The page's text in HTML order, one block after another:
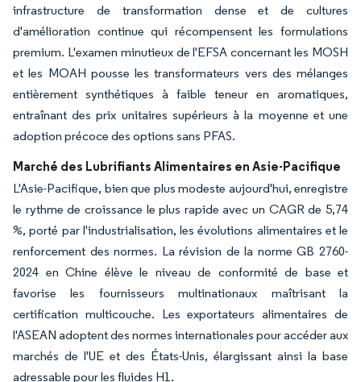
infrastructure de transformation dense et de cultures
d'amélioration continue qui récompensent les formulations
premium. L'examen minutieux de l'EFSA concernant les MOSH
et les MOAH pousse les transformateurs vers des mélanges
entièrement synthétiques à faible teneur en aromatiques,
entraînant des prix unitaires supérieurs à la moyenne et une
adoption précoce des options sans PFAS.
Marché des Lubrifiants Alimentaires en Asie-Pacifique
L'Asie-Pacifique, bien que plus modeste aujourd'hui, enregistre
le rythme de croissance le plus rapide avec un CAGR de 5,74
%, porté par l'industrialisation, les évolutions alimentaires et le
renforcement des normes. La révision de la norme GB 2760-
2024 en Chine élève le niveau de conformité de base et
favorise les fournisseurs multinationaux maîtrisant la
certification multicouche. Les exportateurs alimentaires de
l'ASEAN adoptent des normes internationales pour accéder aux
marchés de l'UE et des États-Unis, élargissant ainsi la base
adressable pour les fluides H1.